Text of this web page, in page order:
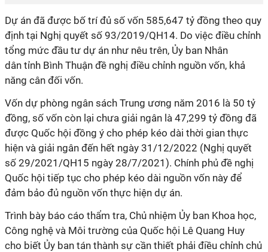
Dự án đã được bố trí đủ số vốn 585,647 tỷ đồng theo quy
định tại Nghị quyết số 93/2019/QH14. Do việc điều chỉnh
tổng mức đầu tư dự án như nêu trên, Ủy ban Nhân
dân tỉnh Bình Thuận đề nghị điều chỉnh nguồn vốn, khả
năng cân đối vốn.
Vốn dự phòng ngân sách Trung ương năm 2016 là 50 tỷ
đồng, số vốn còn lại chưa giải ngân là 47,299 tỷ đồng đã
được Quốc hội đồng ý cho phép kéo dài thời gian thực
hiện và giải ngân đến hết ngày 31/12/2022 (Nghị quyết
số 29/2021/QH15 ngày 28/7/2021). Chính phủ đề nghị
Quốc hội tiếp tục cho phép kéo dài nguồn vốn này để
đảm bảo đủ nguồn vốn thực hiện dự án.
Trình bày báo cáo thẩm tra, Chủ nhiệm Ủy ban Khoa học,
Công nghệ và Môi trường của Quốc hội Lê Quang Huy
cho biết Ủy ban tán thành sự cần thiết phải điều chỉnh chủ